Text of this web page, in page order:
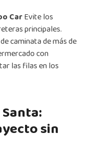
CarEvite los
principales.
caminata de más de
con
las filas en los
sin